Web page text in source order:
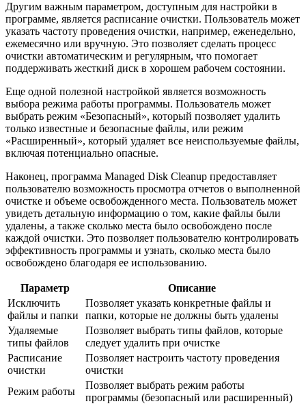
Другим важным параметром, доступным для настройки в
программе, является расписание очистки. Пользователь может
указать частоту проведения очистки, например, еженедельно,
ежемесячно или вручную. Это позволяет сделать процесс
очистки автоматическим и регулярным, что помогает
поддерживать жесткий диск в хорошем рабочем состоянии.
Еще одной полезной настройкой является возможность
выбора режима работы программы. Пользователь может
выбрать режим «Безопасный», который позволяет удалить
только известные и безопасные файлы, или режим
«Расширенный», который удаляет все неиспользуемые файлы,
включая потенциально опасные.
Наконец, программа Managed Disk Cleanup предоставляет
пользователю возможность просмотра отчетов о выполненной
очистке и объеме освобожденного места. Пользователь может
увидеть детальную информацию о том, какие файлы были
удалены, а также сколько места было освобождено после
каждой очистки. Это позволяет пользователю контролировать
эффективность программы и узнать, сколько места было
освобождено благодаря ее использованию.
Параметр
Описание
Исключить
файлы и папки
Позволяет указать конкретные файлы и
папки, которые не должны быть удалены
Удаляемые
типы файлов
Позволяет выбрать типы файлов, которые
следует удалить при очистке
Расписание
очистки
Позволяет настроить частоту проведения
очистки
Режим работы
Позволяет выбрать режим работы
программы (безопасный или расширенный)